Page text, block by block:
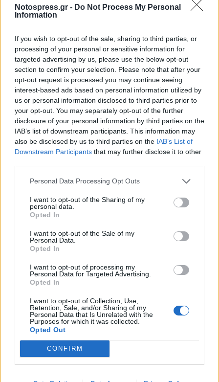
Notospress.gr - Do Not Process My Personal
Information
If you wish to opt-out of the sale, sharing to third parties, or
processing of your personal or sensitive information for
targeted advertising by us, please use the below opt-out
section to confirm your selection. Please note that after your
opt-out request is processed you may continue seeing
interest-based ads based on personal information utilized by
us or personal information disclosed to third parties prior to
your opt-out. You may separately opt-out of the further
disclosure of your personal information by third parties on the
IAB’s list of downstream participants. This information may
also be disclosed by us to third parties on the IAB’s List of
Downstream Participants that may further disclose it to other
Personal Data Processing Opt Outs
I want to opt-out of the Sharing of my
personal data.
Opted In
I want to opt-out of the Sale of my
Personal Data.
Opted In
I want to opt-out of processing my
Personal Data for Targeted Advertising.
Opted In
I want to opt-out of Collection, Use,
Retention, Sale, and/or Sharing of my
Personal Data that Is Unrelated with the
Purposes for which it was collected.
Opted Out
CONFIRM